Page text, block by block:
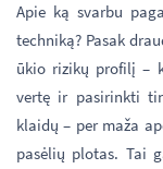
Apie ką svarbu
techniką? Pasak
ūkio rizikų profilį –
vertę ir pasirinkti
klaidų – per maža
pasėlių plotas. Tai